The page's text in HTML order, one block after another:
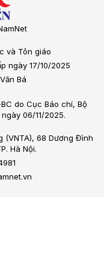
và Tôn giáo
ngày 17/10/2025
Bá
do Cục Báo chí, Bộ
06/11/2025.
(VNTA), 68 Dương Đình
Hà Nội.